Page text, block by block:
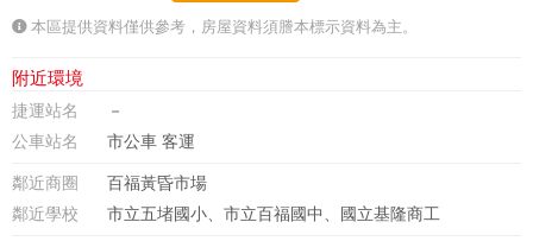
本區提供資料僅供參考，房屋資料須謄本標示資料為主。
附近環境
捷運站名
－
公車站名
市公車 客運
鄰近商圈
百福黃昏市場
鄰近學校
市立五堵國小、市立百福國中、國立基隆商工